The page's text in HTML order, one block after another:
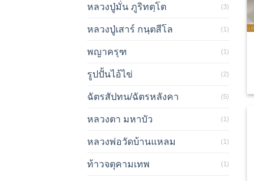
หลวงปู่มั่น ภูริทตฺโต (3)
หลวงปู่เสาร์ กนฺตสีโล (1)
พญาครุฑ (1)
รูปปั้นไอ้ไข่ (2)
ฉัตรสัปทน/ฉัตรหลังคา (5)
หลวงตา มหาบัว (1)
หลวงพ่อวัดบ้านแหลม (1)
ท้าวจตุคามเทพ (1)